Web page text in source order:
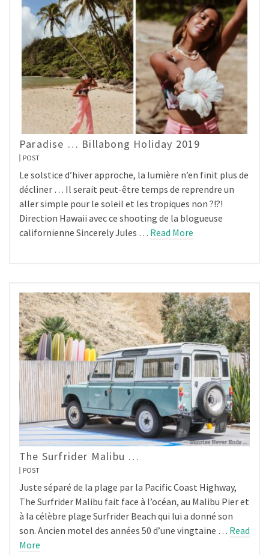
Paradise … Billabong Holiday 2019
POST
Le solstice d’hiver approche, la lumière n’en finit plus de
décliner … Il serait peut-être temps de reprendre un
aller simple pour le soleil et les tropiques non ?!?!
Direction Hawaii avec ce shooting de la blogueuse
californienne Sincerely Jules … Read More
The Surfrider Malibu …
POST
Juste séparé de la plage par la Pacific Coast Highway,
The Surfrider Malibu fait face à l’océan, au Malibu Pier et
à la célèbre plage Surfrider Beach qui lui a donné son
son. Ancien motel des années 50 d’une vingtaine … Read
More